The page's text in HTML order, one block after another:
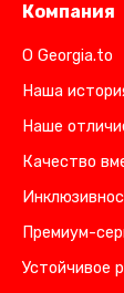
Компания
О Georgia.to
Наша
Наше
Качество
Премиум-
Устойчивое